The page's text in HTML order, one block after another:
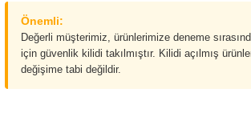
Önemli:
Değerli müşterimiz, ürünlerimize deneme
için güvenlik kilidi takılmıştır. Kilidi açılmış
değişime tabi değildir.